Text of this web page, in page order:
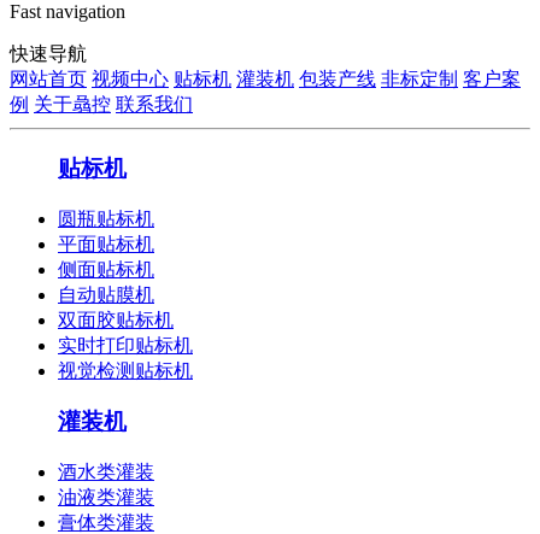
Fast navigation
快速导航
网站首页 视频中心 贴标机 灌装机 包装产线 非标定制 客户案
例 关于骉控 联系我们
贴标机
圆瓶贴标机
平面贴标机
侧面贴标机
自动贴膜机
双面胶贴标机
实时打印贴标机
视觉检测贴标机
灌装机
酒水类灌装
油液类灌装
膏体类灌装